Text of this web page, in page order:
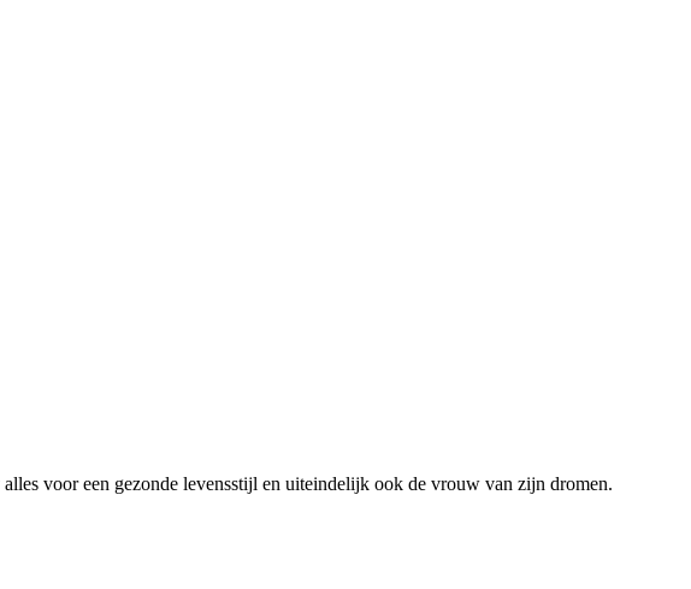
voor een gezonde levensstijl en uiteindelijk ook de vrouw van zijn dromen.